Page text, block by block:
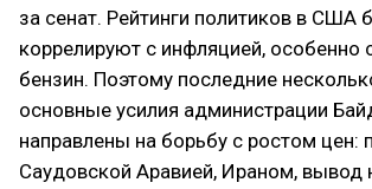
за сенат. Рейтинги политиков в США
коррелируют с инфляцией, особенно
бензин. Поэтому последние
основные усилия администрации
направлены на борьбу с ростом цен:
Саудовской Аравией, Ираном, вывод